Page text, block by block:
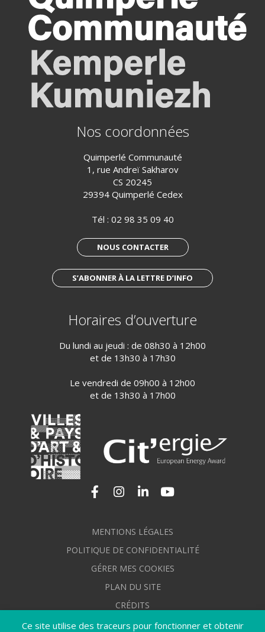
Ce site utilise des traceurs pour fonctionner et obtenir
Nos coordonnées
Quimperlé Communauté
1, rue Andreï Sakharov
CS 20245
29394 Quimperlé Cedex
Tél : 02 98 35 09 40
NOUS CONTACTER
S’ABONNER À LA LETTRE D’INFO
Horaires d’ouverture
Du lundi au jeudi : de 08h30 à 12h00
et de 13h30 à 17h30
Le vendredi de 09h00 à 12h00
et de 13h30 à 17h00
Lien vers le compte Facebook
Lien vers le compte Instagram
Lien vers le compte
MENTIONS LÉGALES
POLITIQUE DE CONFIDENTIALITÉ
GÉRER MES COOKIES
PLAN DU SITE
CRÉDITS
ACCESSIBILITÉ : NON CONFORME